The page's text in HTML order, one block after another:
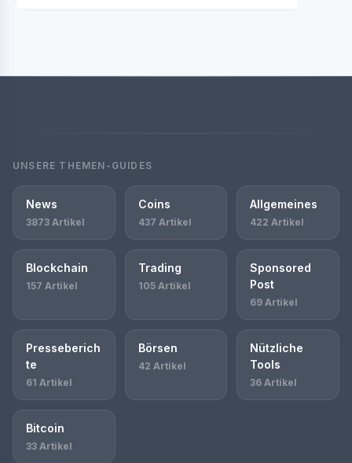
UNSERE THEMEN-GUIDES
News
3873 Artikel
Coins
437 Artikel
Allgemeines
422 Artikel
Blockchain
157 Artikel
Trading
105 Artikel
Sponsored
Post
69 Artikel
Presseberich
te
61 Artikel
Börsen
42 Artikel
Nützliche
Tools
36 Artikel
Bitcoin
33 Artikel